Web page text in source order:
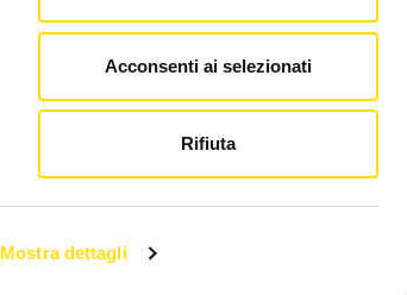
Mostra dettagli
Acconsenti ai selezionati
Rifiuta